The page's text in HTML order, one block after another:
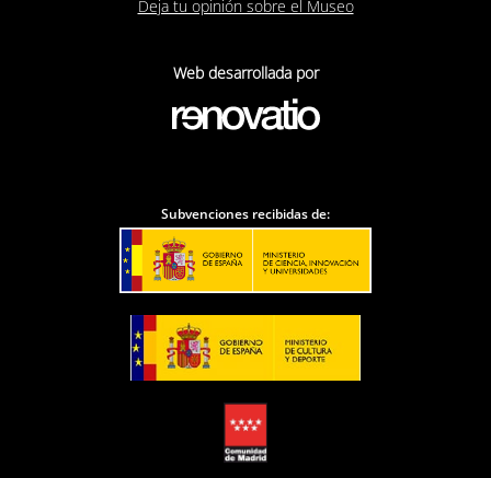
Deja tu opinión sobre el Museo
Web desarrollada por
Subvenciones recibidas de: